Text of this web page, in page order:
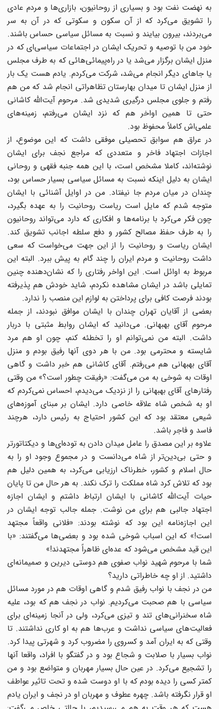
به نهضت نفت بود و بسیاری از روحانیون، بازاری‌ها و مردم عادی
را تشویق می‌کرد که از آن سکون و سکوتی که در آن به سر
می‌بردند، بیرون بیایند و نسبت به مسائل سیاسی حساس باشند.
خود من با توصیه و تحریک ایشان در اجتماعات سیاسی‌ای که در
منزل ایشان برگزار می‌شد یا در راه‌پیمائی‌هائی که به طرف مجلس
یا جاهای دیگر انجام می‌شد، شرکت می‌کردم. یادم هست یک بار
از منزل ایشان تا میدان بهارستان تظاهراتی انجام شد که من هم
رفتم و جلوی مجلس درگیری شدیدی شد. مرحوم آیت‌الله کاشانی
حتی تا همین اواخر هم که نزد ایشان می‌رفتم، زمینه‌‌های
علمی‌اش کاملاً محفوظ بود.
در عراق هم سوابق تحصیلی موفقی داشت که این موضوع، از
اجازات اجتهاد فاخر و متعددی که مراجع نجف برای ایشان
نوشته‌اند، کاملا مشخص است، با این همه جنبه فقهی و روحانی‌
ایشان به دلیل اینکه نسبت به مسائل سیاسی بسیار حساس بود،
چندان در میان مردم جا نیفتاد. من در اوایل آشنائی با ایشان
متوجه ‌شدم که مایل است ریاست روحانیت را به عهده بگیرد،
چون فکر می‌کرد با برنامه‌ها و افکاری که دارد می‌تواند روحانیون
را به طرف حفظ مصالح کشور و دفع سلطه اجانب تشویق کند.
ایشان ریاست و روحانیت را از این جهت می‌خواست که سعی
داشت روحانیت و مردم ایران را چند گام به پیش ببرد. البته این
مربوط به اوائل است. این اواخر رفتاری را که نشان‌دهنده چنین
تمایلی باشد در ایشان مشاهده نکردم، شاید خودش هم پذیرفته
بودند فرصت کافی برای پرداختن به لوازم این منصب را ندارد.
بعضی از آقایان تهران چندان با ایشان موافق نبودند، از جمله
مرحوم آقای بهبهانی. می‌دانید که ایشان روابط مثبتی با دربار
داشت. البته من نمی‌توانم او را تخطئه کنم،‌ چون او هم مرد
شایسته و محترمی بود. من با هر دوی آنها رفیق بودم و منزل
آقای بهبهانی هم می‌رفتم. آقای کاشانی هم خبر داشت و گاهی
اوقات به شوخی به من می‌گفت: «رفیقت چطور است؟» من وقتی
رفتارهای آقای بهبهانی را از نزدیک می‌دیدم، احساس نمی‌کردم که
او به شخص شاه علاقه خاصی دارد. ایشان بر مبنای آموزه‌های
شیعی معتقد بود که این کشور احتیاج به رئیس دارد، هرچند
فاسد و فاجر باشد.
علاوه بر این مصدق را عامل میدان دادن به توده‌ای‌ها و دیکتاتورتر
و حتی بی‌دین‌تر از شاه می‌دانست و در مجموع وجود او را به
حال اسلام و کشور، خطرناک ارزیابی می‌کرد، به همین دلیل هم
بود که تلاش کرد شاه مملکت را ترک نکند. به هر حال من تا پایان
حیات آیت‌الله کاشانی با ایشان ارتباط داشتم و ایشان اجازه
اجتهاد جالبی هم برای من نوشت. جمله جالب توجه ایشان در
این اجازه‌نامه این بود که نوشته بودند: «فلانی واقعاً مجتهد
است!» که این اسباب شوخی شده بود و بعضی‌ها می‌گفتند: «با
این قید مشخص می‌شود که عده‌ای ظاهراً مجتهدند!»
شما با مرحوم شهید نواب صفوی هم دوستی دیرین و صمیمانه‌ای
داشتید. از او چه خاطراتی دارید؟
من در نجف با نواب رفیق شدم و گاهی اوقات هم در مورد مسائل
سیاسی با هم صحبت می‌کردیم. نواب در نجف هم که بود، علیه
شاه سخنرانی‌های تند و تیزی می‌کرد، ولی در آنجا زمینه‌ای برای
فعالیت‌های سیاسی نداشت و عرب‌ها هم به او کاری نداشتند. تا
وقتی که به ایران آمد و کسروی را مضروب کرد و شهرتی پیدا کرد.
نواب بسیار با صلابت و شجاع بود و در گفتگو با افراد، واقعا آنها
را تشجیع می‌کرد. در عین حال بسیار مهربان و متواضع بود و من
کمتر کسی را دیده بودم که با او دوست شده و تحت تاثیر عواطف
او قرار نگرفته باشد. چهره عطوف و مهربان او در نجف و ایران یادم